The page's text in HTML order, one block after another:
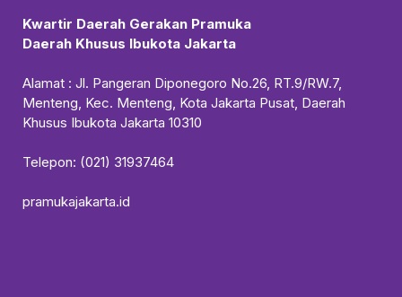
Kwartir Daerah Gerakan Pramuka
Daerah Khusus Ibukota Jakarta
Alamat : Jl. Pangeran Diponegoro No.26, RT.9/RW.7,
Menteng, Kec. Menteng, Kota Jakarta Pusat, Daerah
Khusus Ibukota Jakarta 10310
Telepon: (021) 31937464
pramukajakarta.id